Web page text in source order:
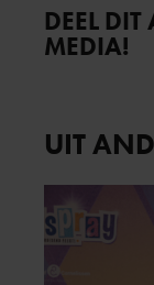
DEEL
MEDIA!
UIT